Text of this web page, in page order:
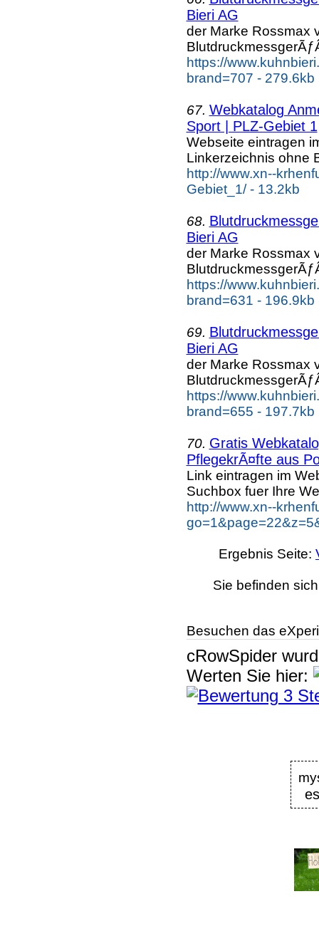
Bieri AG
der Marke Rossmax
https://
brand=707 - 279.6kb
67. Webkatalog
Sport | PLZ-Gebiet 1
Webseite eintragen
Linkerzeichnis ohne
http://www.xn--
Gebiet_1/ - 13.2kb
68.
Bieri AG
der Marke Rossmax
https://
brand=631 - 196.9kb
69.
Bieri AG
der Marke Rossmax
https://
brand=655 - 197.7kb
70. Gratis
PflegekrÃ¤fte aus
Link eintragen im
Suchbox fuer Ihre
http://www.xn--
Ergebnis Seite:
Sie befinden
Besuchen das
cRowSpider
Werten Sie hier: